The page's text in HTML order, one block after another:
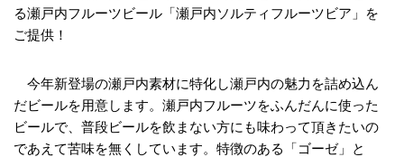
る瀬戸内フルーツビール「瀬戸内ソルティフルーツビア」を
ご提供！
今年新登場の瀬戸内素材に特化し瀬戸内の魅力を詰め込ん
だビールを用意します。瀬戸内フルーツをふんだんに使った
ビールで、普段ビールを飲まない方にも味わって頂きたいの
であえて苦味を無くしています。特徴のある「ゴーゼ」と